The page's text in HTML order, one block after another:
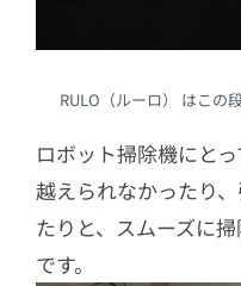
RULO（ルーロ） はこの
ロボット掃除機にと
越えられなかったり
たりと、スムーズに
です。